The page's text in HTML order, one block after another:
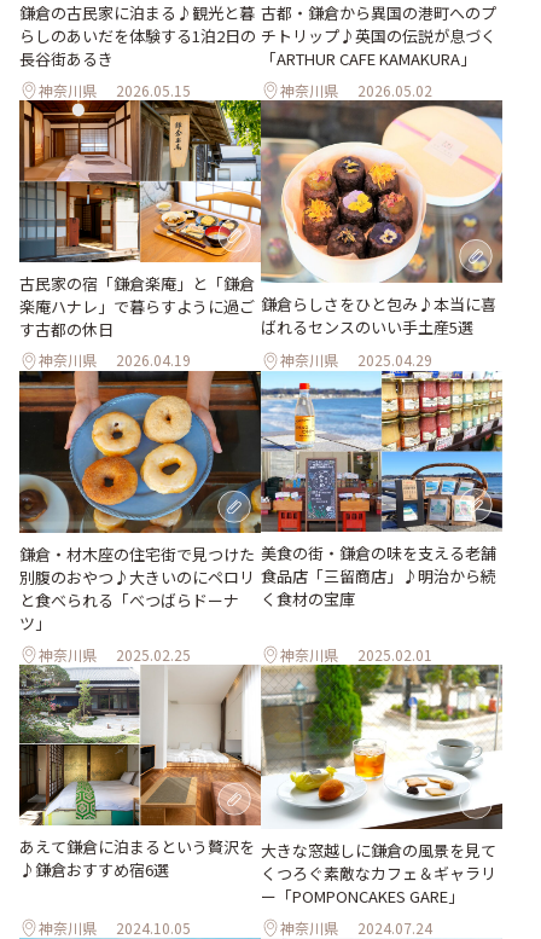
鎌倉の古民家に泊まる♪観光と暮
らしのあいだを体験する1泊2日の
長谷街あるき
神奈川県 2026.05.15
古都・鎌倉から異国の港町へのプ
チトリップ♪英国の伝説が息づく
「ARTHUR CAFE KAMAKURA」
神奈川県 2026.05.02
古民家の宿「鎌倉楽庵」と「鎌倉
楽庵ハナレ」で暮らすように過ご
す古都の休日
神奈川県 2026.04.19
鎌倉らしさをひと包み♪本当に喜
ばれるセンスのいい手土産5選
神奈川県 2025.04.29
鎌倉・材木座の住宅街で見つけた
別腹のおやつ♪大きいのにペロリ
と食べられる「べつばらドーナ
ツ」
神奈川県 2025.02.25
美食の街・鎌倉の味を支える老舗
食品店「三留商店」♪明治から続
く食材の宝庫
神奈川県 2025.02.01
あえて鎌倉に泊まるという贅沢を
♪鎌倉おすすめ宿6選
神奈川県 2024.10.05
大きな窓越しに鎌倉の風景を見て
くつろぐ素敵なカフェ＆ギャラリ
ー「POMPONCAKES GARE」
神奈川県 2024.07.24